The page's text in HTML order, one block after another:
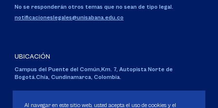
No se responderán otros temas que no sean de tipo legal.
notificacioneslegales@unisabana.edu.co
UBICACIÓN
Campus del Puente del Común,Km. 7, Autopista Norte de
Bogotá.Chía, Cundinamarca, Colombia.
Personería Jurídica:Resolución 130 del 14 de enero de 1980.
Al navegar en este sitio web, usted acepta el uso de cookies y el